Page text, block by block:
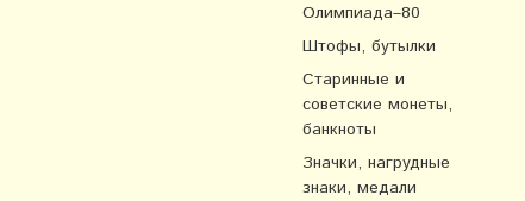
Олимпиада–80
Штофы, бутылки
Старинные и
советские монеты,
банкноты
Значки, нагрудные
знаки, медали